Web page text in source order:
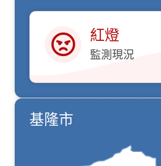
紅燈
紅燈
監測現況
基隆市